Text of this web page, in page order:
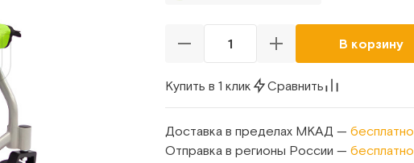
В корзину
Купить в 1 клик Сравнить
Доставка в пределах МКАД — бесплатно
Отправка в регионы России — бесплатно